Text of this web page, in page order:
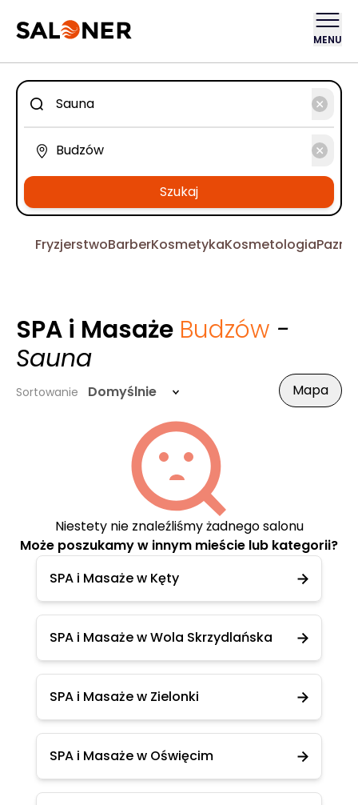
MENU
Szukaj
FryzjerstwoBarberKosmetykaKosmetologia
SPA i Masaże Budzów -
Sauna
Sortowanie Domyślnie Mapa
Niestety nie znaleźliśmy żadnego salonu
Może poszukamy w innym mieście lub kategorii?
SPA i Masaże w Kęty
SPA i Masaże w Wola Skrzydlańska
SPA i Masaże w Zielonki
SPA i Masaże w Oświęcim